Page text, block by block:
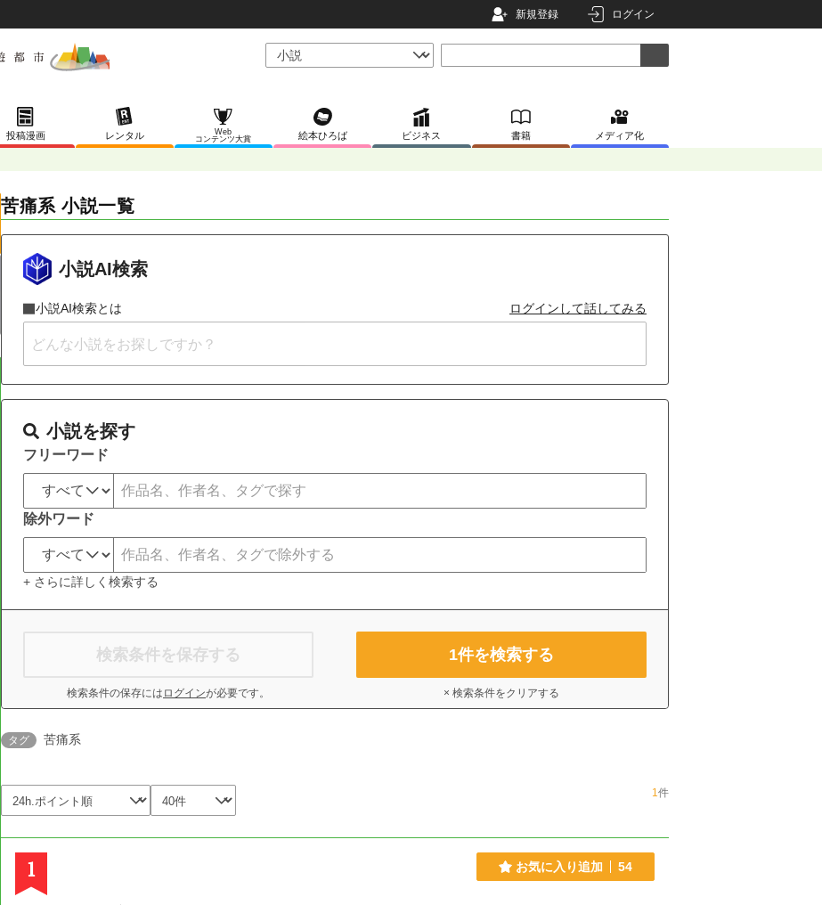
新規登録 ログイン
投稿漫画 レンタル
Web
コンテンツ大賞
絵本ひろば ビジネス 書籍 メディア化
苦痛系 小説一覧
小説AI検索
小説AI検索とは ログインして話してみる
小説を探す
フリーワード
除外ワード
+ さらに詳しく検索する
検索条件を保存する
検索条件の保存には ログインが必要です。
1件を検索する
× 検索条件をクリアする
タグ 苦痛系
1件
1 お気に入り追加 54